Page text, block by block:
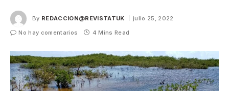
By REDACCION@REVISTATUK
julio 25, 2022
No hay comentarios
4 Mins Read